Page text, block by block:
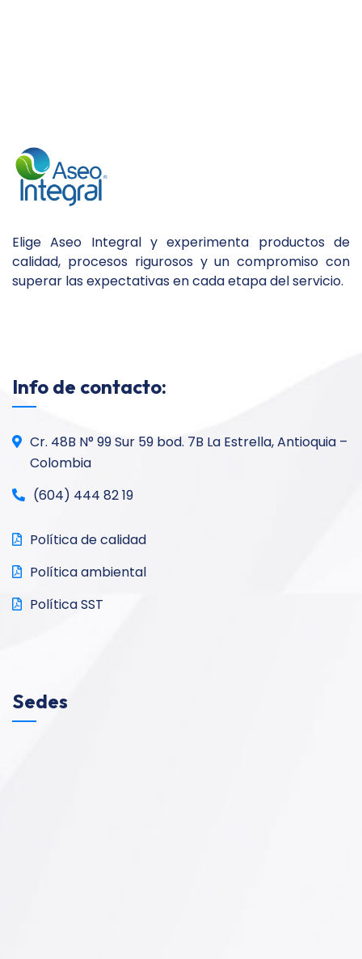
Elige Aseo Integral y experimenta productos de
calidad, procesos rigurosos y un compromiso con
superar las expectativas en cada etapa del servicio.
Info de contacto:
Cr. 48B N° 99 Sur 59 bod. 7B La Estrella, Antioquia –
Colombia
(604) 444 82 19
Política de calidad
Política ambiental
Política SST
Sedes